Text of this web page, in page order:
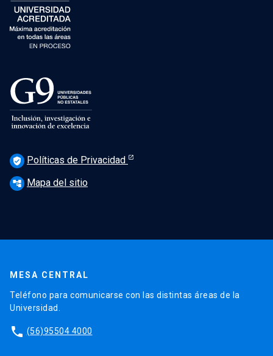
verified_user Políticas de Privacidad
account_tree Mapa del sitio
MESA CENTRAL
Teléfono para comunicarse con las distintas áreas de la
Universidad.
phone (56)95504 4000